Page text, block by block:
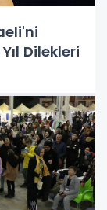
Dilekleri